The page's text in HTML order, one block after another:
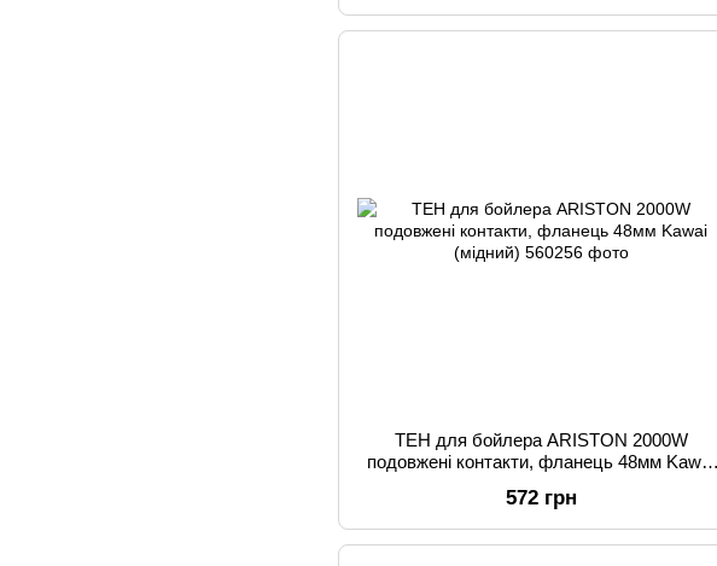
ТЕН для бойлера ARISTON 2000W
подовжені контакти, фланець 48мм Kawai
572 грн